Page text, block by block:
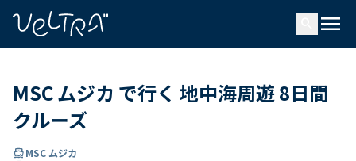
menu
MSC ムジカ で行く 地中海周遊 8日間
クルーズ
directions_boatMSC ムジカ